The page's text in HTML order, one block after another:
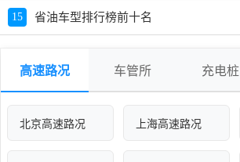
15 省油车型排行榜前十名
高速路况 车管所 充电桩
北京高速路况 上海高速路况